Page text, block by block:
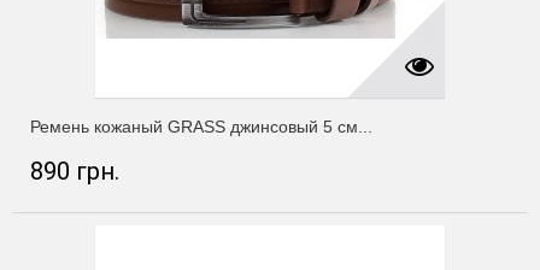
Ремень кожаный GRASS джинсовый 5 см...
890 грн.